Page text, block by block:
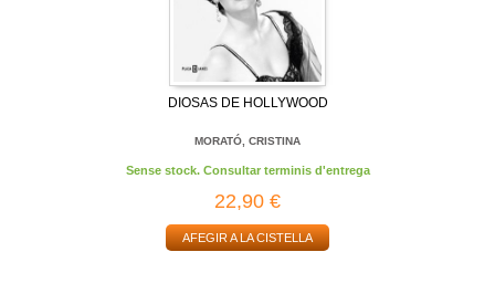
DIOSAS DE HOLLYWOOD
MORATÓ, CRISTINA
Sense stock. Consultar terminis d'entrega
22,90 €
AFEGIR A LA CISTELLA